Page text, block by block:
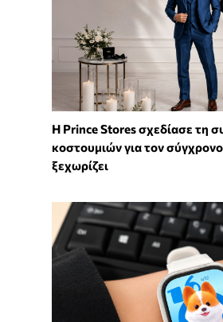
Η Prince Stores σχεδίασε τη
κοστουμιών για τον
ξεχωρίζει